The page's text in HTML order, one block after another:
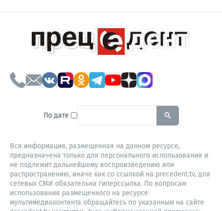
По дате To search this site, enter a
Вся информация, размещенная на данном ресурсе,
предназначена только для персонального использования и
не подлежит дальнейшему воспроизведению или
распространению, иначе как со ссылкой на precedent.tv, для
сетевых СМИ обязательна гиперссылка. По вопросам
использования размещенного на ресурсе
мультимедиаконтента обращайтесь по указанным на сайте